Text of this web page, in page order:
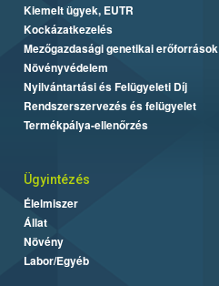
Kiemelt ügyek, EUTR
Kockázatkezelés
Mezőgazdasági genetikai erőforrások
Növényvédelem
Nyilvántartási és Felügyeleti Díj
Rendszerszervezés és felügyelet
Termékpálya-ellenőrzés
Ügyintézés
Élelmiszer
Állat
Növény
Labor/Egyéb